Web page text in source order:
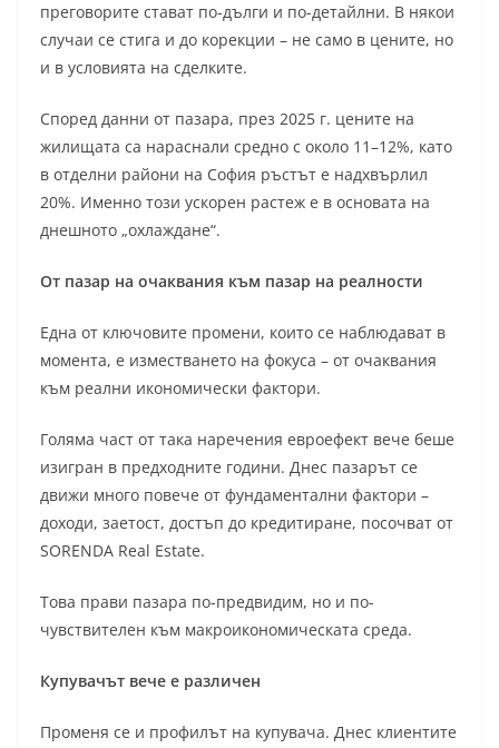
преговорите стават по-дълги и по-детайлни. В някои
случаи се стига и до корекции – не само в цените, но
и в условията на сделките.
Според данни от пазара, през 2025 г. цените на
жилищата са нараснали средно с около 11–12%, като
в отделни райони на София ръстът е надхвърлил
20%. Именно този ускорен растеж е в основата на
днешното „охлаждане“.
От пазар на очаквания към пазар на реалности
Една от ключовите промени, които се наблюдават в
момента, е изместването на фокуса – от очаквания
към реални икономически фактори.
Голяма част от така наречения евроефект вече беше
изигран в предходните години. Днес пазарът се
движи много повече от фундаментални фактори –
доходи, заетост, достъп до кредитиране, посочват от
SORENDA Real Estate.
Това прави пазара по-предвидим, но и по-
чувствителен към макроикономическата среда.
Купувачът вече е различен
Променя се и профилът на купувача. Днес клиентите